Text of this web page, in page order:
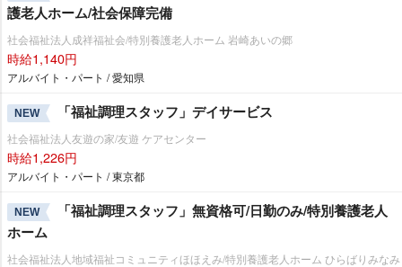
護老人ホーム/社会保障完備
社会福祉法人成祥福祉会/特別養護老人ホーム 岩崎あいの郷
時給1,140円
アルバイト・パート / 愛知県
NEW 「福祉調理スタッフ」デイサービス
社会福祉法人友遊の家/友遊 ケアセンター
時給1,226円
アルバイト・パート / 東京都
NEW
「福祉調理スタッフ」無資格可/日勤のみ/特別養護老人
ホーム
社会福祉法人地域福祉コミュニティほほえみ/特別養護老人ホーム ひらばりみなみ